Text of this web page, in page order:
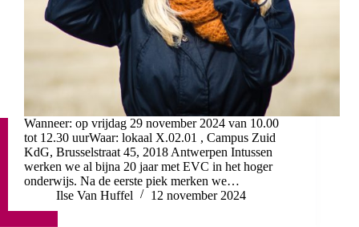
Wanneer: op vrijdag 29 november 2024 van 10.00
tot 12.30 uurWaar: lokaal X.02.01 , Campus Zuid
KdG, Brusselstraat 45, 2018 Antwerpen Intussen
werken we al bijna 20 jaar met EVC in het hoger
onderwijs. Na de eerste piek merken we…
Ilse Van Huffel
12 november 2024